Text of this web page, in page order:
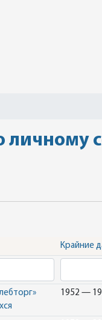
Крайние
1952 —